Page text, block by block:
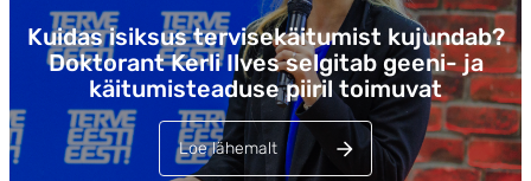
Kuidas isiksus tervisekäitumist kujundab?
Doktorant Kerli Ilves selgitab geeni- ja
käitumisteaduse piiril toimuvat
Loe lähemalt